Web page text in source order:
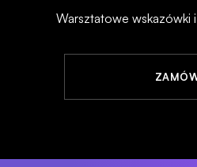
Warsztatowe wskazówki